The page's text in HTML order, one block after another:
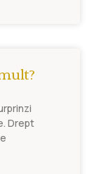
Drept